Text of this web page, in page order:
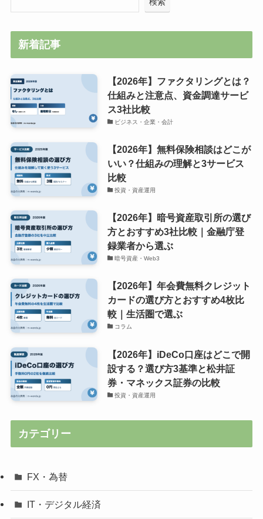
新着記事
【2026年】ファクタリングとは？
仕組みと注意点、資金調達サービ
ス3社比較
ビジネス・企業・会計
【2026年】無料保険相談はどこが
いい？仕組みの理解と3サービス
比較
投資・資産運用
【2026年】暗号資産取引所の選び
方とおすすめ3社比較｜金融庁登
録業者から選ぶ
暗号資産・Web3
【2026年】年会費無料クレジット
カードの選び方とおすすめ4枚比
較｜生活圏で選ぶ
コラム
【2026年】iDeCo口座はどこで開
設する？選び方3基準と松井証
券・マネックス証券の比較
投資・資産運用
カテゴリー
FX・為替
IT・デジタル経済